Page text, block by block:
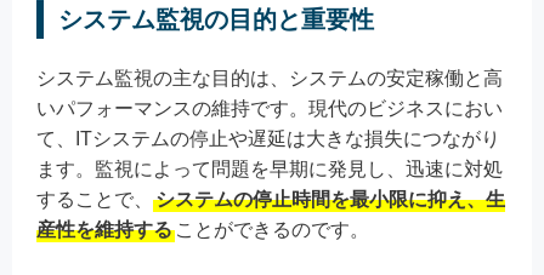
システム監視の目的と重要性
システム監視の主な目的は、システムの安定稼働と高
いパフォーマンスの維持です。現代のビジネスにおい
て、ITシステムの停止や遅延は大きな損失につながり
ます。監視によって問題を早期に発見し、迅速に対処
することで、
システムの停止時間を最小限に抑え、生
産性を維持する ことができるのです。